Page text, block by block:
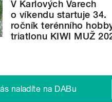
V Karlových Varech
o víkendu startuje 34.
ročník terénního
triatlonu KIWI MUŽ
naladíte na DABu